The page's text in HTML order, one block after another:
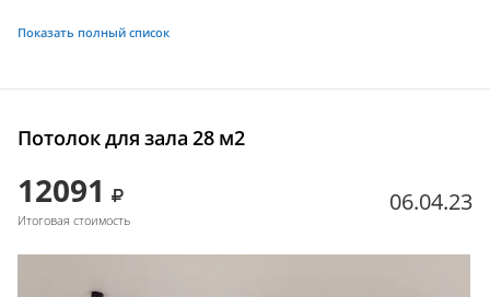
Показать полный список
Потолок для зала 28 м2
12091
Итоговая стоимость
06.04.23